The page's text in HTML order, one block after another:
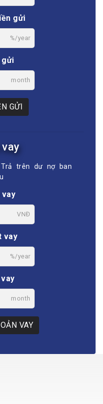
gửi
%/year
gửi
month
GỬI
Trả trên dư nợ ban
vay
VNĐ
vay
%/year
month
VAY